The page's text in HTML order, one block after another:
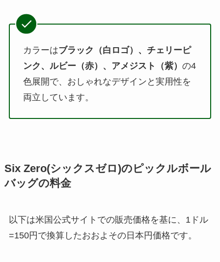
カラーはブラック（白ロゴ）、チェリーピ
ンク、ルビー（赤）、アメジスト（紫） の4
色展開で、おしゃれなデザインと実用性を
両立しています。
Six Zero(シックスゼロ)のピックルボール
バッグの料金
以下は米国公式サイトでの販売価格を基に、1ドル
=150円で換算したおおよその日本円価格です。